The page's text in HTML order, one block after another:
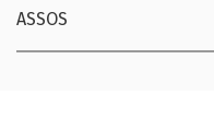
ASSOS